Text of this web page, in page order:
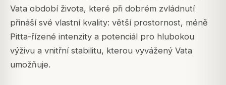
Vata období života, které při dobrém zvládnutí
přináší své vlastní kvality: větší prostornost, méně
Pitta-řízené intenzity a potenciál pro hlubokou
výživu a vnitřní stabilitu, kterou vyvážený Vata
umožňuje.